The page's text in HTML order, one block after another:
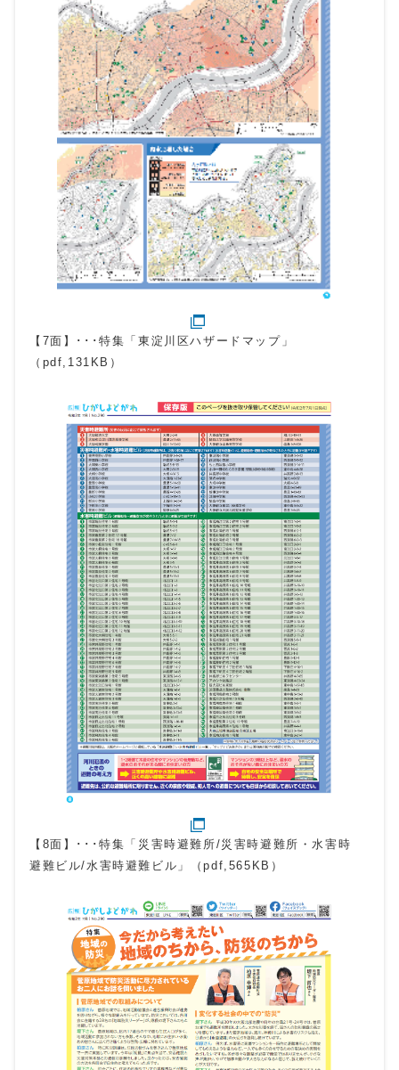
【7面】･･･特集「東淀川区ハザードマップ」
（pdf,131KB）
【8面】･･･特集「災害時避難所/災害時避難所・水害時
避難ビル/水害時避難ビル」（pdf,565KB）